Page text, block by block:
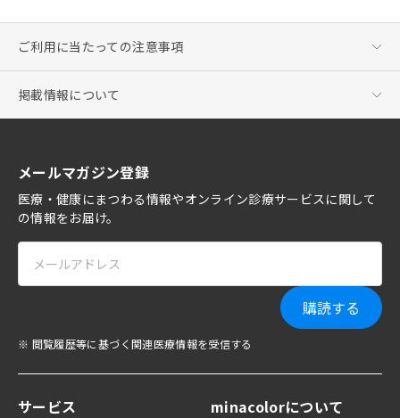
ご利用に当たっての注意事項
掲載情報について
メールマガジン登録
医療・健康にまつわる情報やオンライン診療サービスに関して
の情報をお届け。
購読する
※ 閲覧履歴等に基づく関連医療情報を受信する
サービス minacolorについて